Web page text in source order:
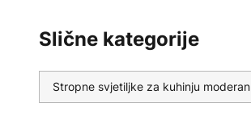
Slične kategorije
Stropne svjetiljke za kuhinju moderan